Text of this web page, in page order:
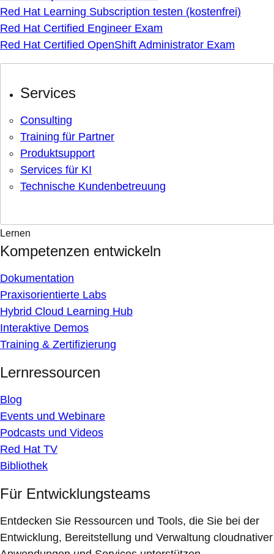
Red Hat Learning Subscription testen (kostenfrei)
Red Hat Certified Engineer Exam
Red Hat Certified OpenShift Administrator Exam
Services
Consulting
Training für Partner
Produktsupport
Services für KI
Technische Kundenbetreuung
Lernen
Kompetenzen entwickeln
Dokumentation
Praxisorientierte Labs
Hybrid Cloud Learning Hub
Interaktive Demos
Training & Zertifizierung
Lernressourcen
Blog
Events und Webinare
Podcasts und Videos
Red Hat TV
Bibliothek
Für Entwicklungsteams
Entdecken Sie Ressourcen und Tools, die Sie bei der
Entwicklung, Bereitstellung und Verwaltung cloudnativer